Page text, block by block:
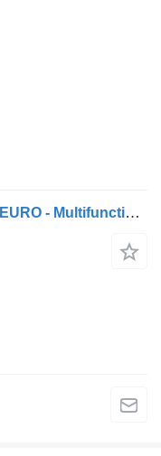
Schmitz Cargobull SCF 24 G - 45' EURO - Multifunctioneel